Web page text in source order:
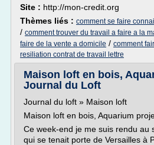
Site : http://mon-credit.org
Thèmes liés : comment se faire
/ comment trouver du travail a faire a la
faire de la vente a domicile / comment
resiliation contrat de travail lettre
Maison loft en bois,
Journal du Loft
Journal du loft » Maison loft
Maison loft en bois, Aquarium
Ce week-end je me suis rendu au
qui se tenait porte de Versailles à